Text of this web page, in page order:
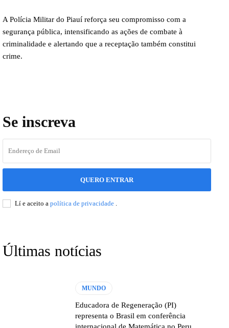
A Polícia Militar do Piauí reforça seu compromisso com a
segurança pública, intensificando as ações de combate à
criminalidade e alertando que a receptação também constitui
crime.
Se inscreva
QUERO ENTRAR
Lí e aceito a política de privacidade
Últimas notícias
MUNDO
Educadora de Regeneração (PI)
representa o Brasil em conferência